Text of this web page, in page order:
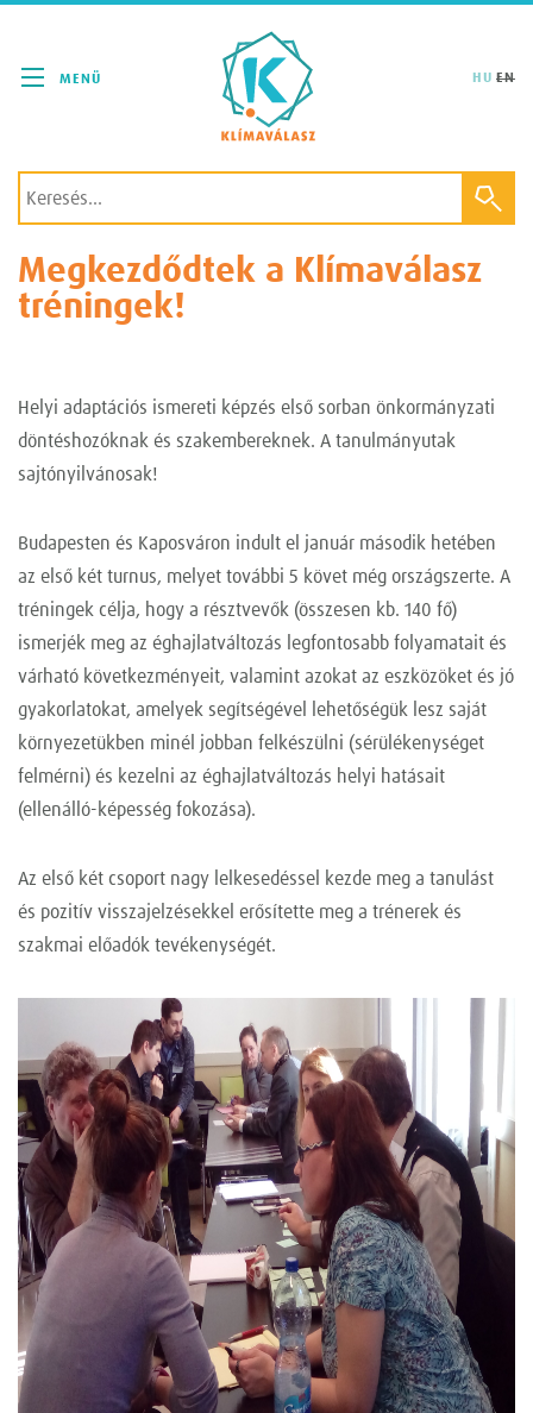
HU EN
Megkezdődtek a Klímaválasz
tréningek!
Helyi adaptációs ismereti képzés első sorban önkormányzati
döntéshozóknak és szakembereknek. A tanulmányutak
sajtónyilvánosak!
Budapesten és Kaposváron indult el január második hetében
az első két turnus, melyet további 5 követ még országszerte. A
tréningek célja, hogy a résztvevők (összesen kb. 140 fő)
ismerjék meg az éghajlatváltozás legfontosabb folyamatait és
várható következményeit, valamint azokat az eszközöket és jó
gyakorlatokat, amelyek segítségével lehetőségük lesz saját
környezetükben minél jobban felkészülni (sérülékenységet
felmérni) és kezelni az éghajlatváltozás helyi hatásait
(ellenálló-képesség fokozása).
Az első két csoport nagy lelkesedéssel kezde meg a tanulást
és pozitív visszajelzésekkel erősítette meg a trénerek és
szakmai előadók tevékenységét.